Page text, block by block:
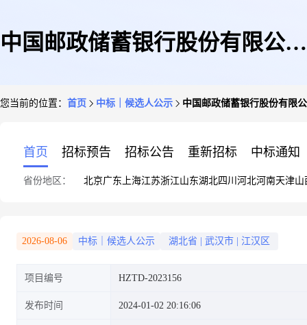
中国邮政储蓄银行股份有限公司
您当前的位置： 首页 中标｜候选人公示 中国邮政储蓄银行股份有限
首页 招标预告 招标公告 重新招标 中标通知
省份地区： 北京广东 上海江苏浙江山东湖北四川 河北河南天津山
2026-08-06 中标｜候选人公示 湖北省 武汉市 江汉区
项目编号 HZTD-2023156
发布时间 2024-01-02 20:16:06